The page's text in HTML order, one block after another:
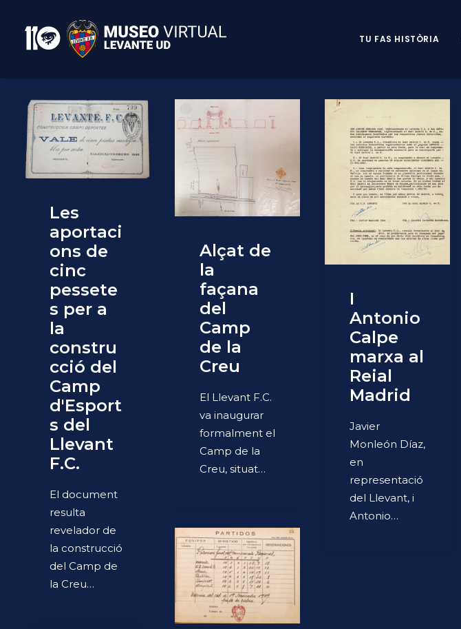
TU FAS HISTÒRIA
Les
aportaci
ons de
cinc
pessete
s per a
la
constru
cció del
Camp
d'Esport
s del
Llevant
F.C.
El document
resulta
revelador de
la construcció
del Camp de
la Creu…
Alçat de
la
façana
del
Camp
de la
Creu
El Llevant F.C.
va inaugurar
formalment el
Camp de la
Creu, situat…
I
Antonio
Calpe
marxa al
Reial
Madrid
Javier
Monleón Díaz,
en
representació
del Llevant, i
Antonio…